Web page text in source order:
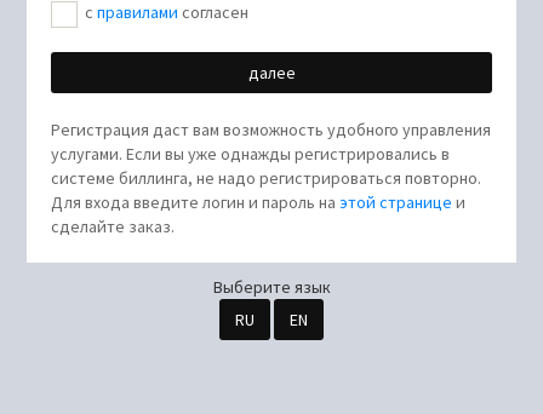
cправилами согласен
Регистрация даст вам возможность удобного управления
услугами. Если вы уже однажды регистрировались в
системе биллинга, не надо регистрироваться повторно.
Для входа введите логин и пароль на этой странице и
сделайте заказ.
Выберите язык